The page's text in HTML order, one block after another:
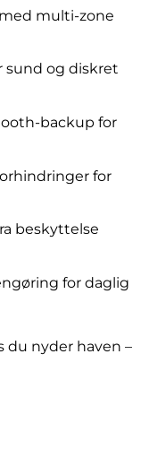
multi-zone
sund og diskret
backup for
for
beskyttelse
for daglig
du nyder haven –